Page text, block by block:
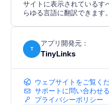
サイトに表示されているす
らゆる言語に翻訳できます。
T
アプリ開発元：
TinyLinks
ウェブサイトをご覧く
サポートに問い合わせる
プライバシーポリシー